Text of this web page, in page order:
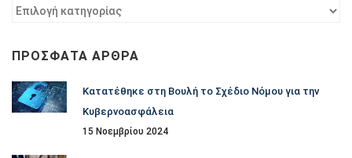
Φίλτρο
ΠΡΌΣΦΑΤΑ ΆΡΘΡΑ
Κατατέθηκε στη Βουλή το Σχέδιο Νόμου για την
Κυβερνοασφάλεια
15 Νοεμβρίου 2024